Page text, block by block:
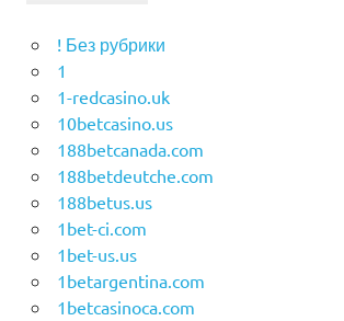
! Без рубрики
1
1-redcasino.uk
10betcasino.us
188betcanada.com
188betdeutche.com
188betus.us
1bet-ci.com
1bet-us.us
1betargentina.com
1betcasinoca.com